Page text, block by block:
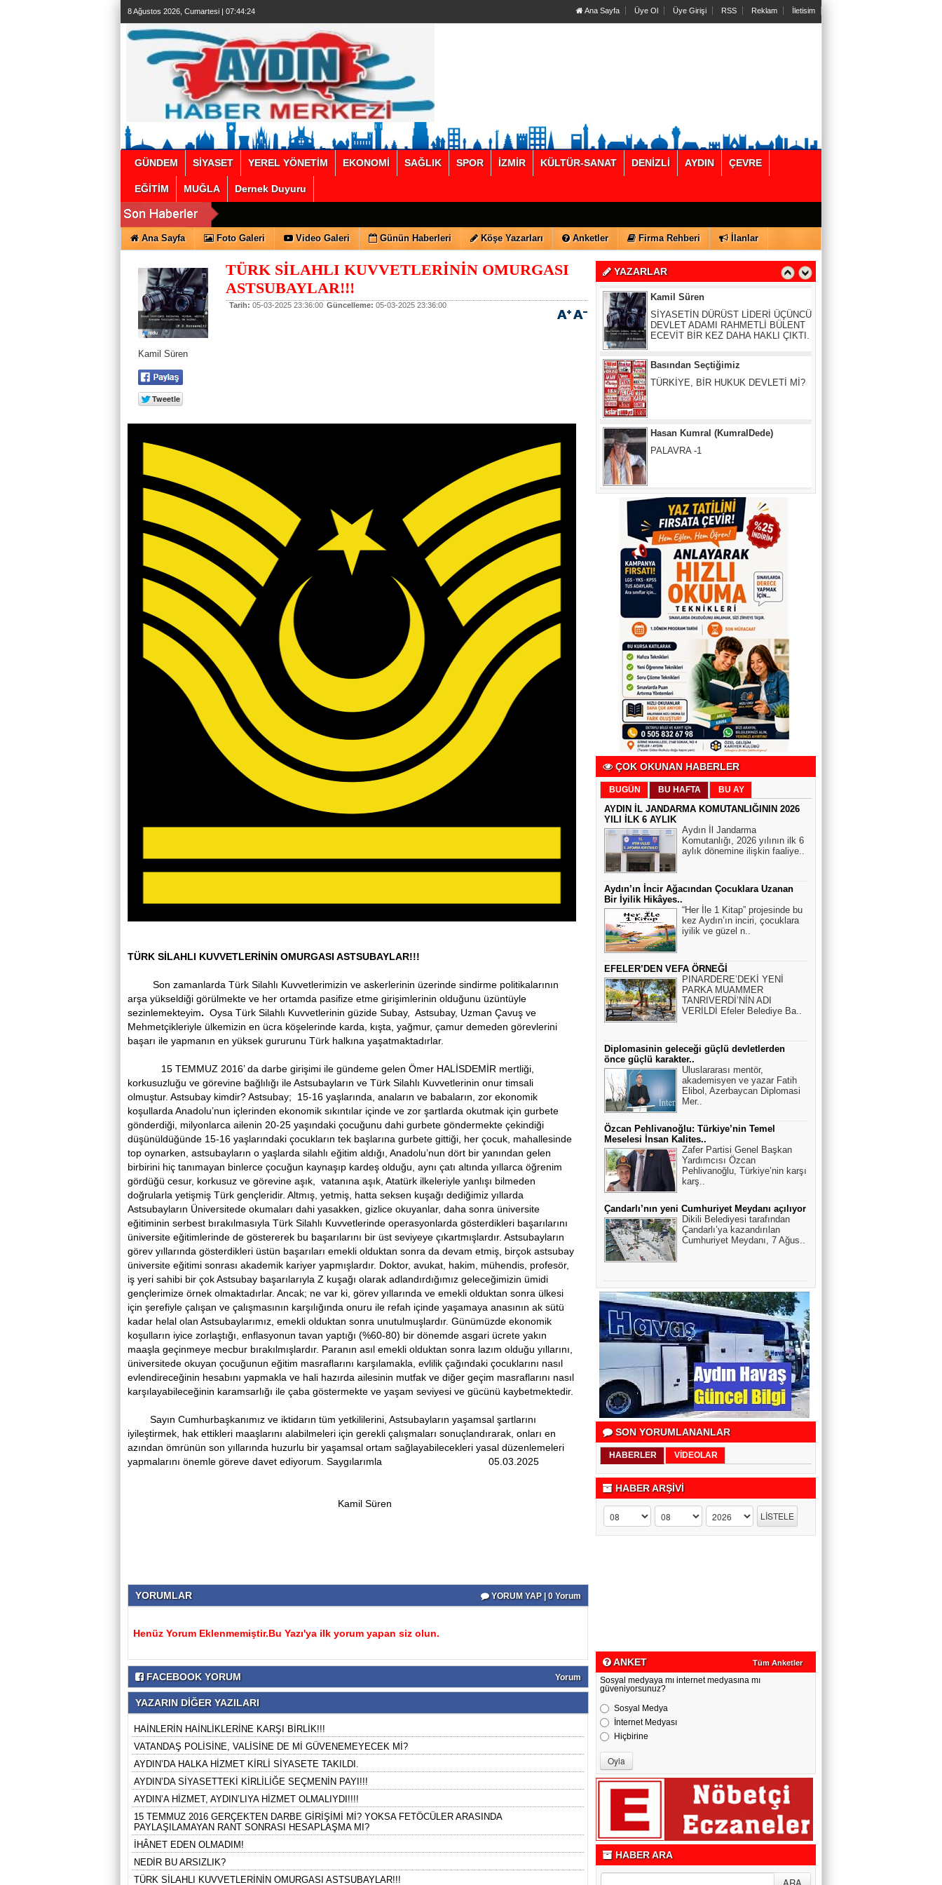
8 Ağustos 2026, Cumartesi | 07:44:25 Ana Sayfa Üye Ol Üye Girişi RSS Reklam İletisim
GÜNDEM SİYASET YEREL YÖNETİM EKONOMİ SAĞLIK SPOR İZMİR KÜLTÜR-SANAT DENİZLİ AYDIN ÇEVRE
EĞİTİM MUĞLA Dernek Duyuru
Ana Sayfa Foto Galeri Video Galeri Günün Haberleri Köşe Yazarları Anketler Firma Rehberi İlanlar
Kamil Süren
TÜRK SİLAHLI KUVVETLERİNİN OMURGASI
ASTSUBAYLAR!!!
Tarih: 05-03-2025 23:36:00 Güncelleme: 05-03-2025 23:36:00
TÜRK SİLAHLI KUVVETLERİNİN OMURGASI ASTSUBAYLAR!!!
Son zamanlarda Türk Silahlı Kuvvetlerimizin ve askerlerinin üzerinde sindirme politikalarının
arşa yükseldiği görülmekte ve her ortamda pasifize etme girişimlerinin olduğunu üzüntüyle
sezinlemekteyim. Oysa Türk Silahlı Kuvvetlerinin güzide Subay, Astsubay, Uzman Çavuş ve
Mehmetçikleriyle ülkemizin en ücra köşelerinde karda, kışta, yağmur, çamur demeden görevlerini
başarı ile yapmanın en yüksek gururunu Türk halkına yaşatmaktadırlar.
15 TEMMUZ 2016’ da darbe girişimi ile gündeme gelen Ömer HALİSDEMİR mertliği,
korkusuzluğu ve görevine bağlılığı ile Astsubayların ve Türk Silahlı Kuvvetlerinin onur timsali
olmuştur. Astsubay kimdir? Astsubay; 15-16 yaşlarında, anaların ve babaların, zor ekonomik
koşullarda Anadolu’nun içlerinden ekonomik sıkıntılar içinde ve zor şartlarda okutmak için gurbete
gönderdiği, milyonlarca ailenin 20-25 yaşındaki çocuğunu dahi gurbete göndermekte çekindiği
düşünüldüğünde 15-16 yaşlarındaki çocukların tek başlarına gurbete gittiği, her çocuk, mahallesinde
top oynarken, astsubayların o yaşlarda silahlı eğitim aldığı, Anadolu’nun dört bir yanından gelen
birbirini hiç tanımayan binlerce çocuğun kaynaşıp kardeş olduğu, aynı çatı altında yıllarca öğrenim
gördüğü cesur, korkusuz ve görevine aşık, vatanına aşık, Atatürk ilkeleriyle yanlışı bilmeden
doğrularla yetişmiş Türk gençleridir. Altmış, yetmiş, hatta seksen kuşağı dediğimiz yıllarda
Astsubayların Üniversitede okumaları dahi yasakken, gizlice okuyanlar, daha sonra üniversite
eğitiminin serbest bırakılmasıyla Türk Silahlı Kuvvetlerinde operasyonlarda gösterdikleri başarılarını
üniversite eğitimlerinde de göstererek bu başarılarını bir üst seviyeye çıkartmışlardır. Astsubayların
görev yıllarında gösterdikleri üstün başarıları emekli olduktan sonra da devam etmiş, birçok astsubay
üniversite eğitimi sonrası akademik kariyer yapmışlardır. Doktor, avukat, hakim, mühendis, profesör,
iş yeri sahibi bir çok Astsubay başarılarıyla Z kuşağı olarak adlandırdığımız geleceğimizin ümidi
gençlerimize örnek olmaktadırlar. Ancak; ne var ki, görev yıllarında ve emekli olduktan sonra ülkesi
için şerefiyle çalışan ve çalışmasının karşılığında onuru ile refah içinde yaşamaya anasının ak sütü
kadar helal olan Astsubaylarımız, emekli olduktan sonra unutulmuşlardır. Günümüzde ekonomik
koşulların iyice zorlaştığı, enflasyonun tavan yaptığı (%60-80) bir dönemde asgari ücrete yakın
maaşla geçinmeye mecbur bırakılmışlardır. Paranın asıl emekli olduktan sonra lazım olduğu yıllarını,
üniversitede okuyan çocuğunun eğitim masraflarını karşılamakla, evlilik çağındaki çocuklarını nasıl
evlendireceğinin hesabını yapmakla ve hali hazırda ailesinin mutfak ve diğer geçim masraflarını nasıl
karşılayabileceğinin karamsarlığı ile çaba göstermekte ve yaşam seviyesi ve gücünü kaybetmektedir.
Sayın Cumhurbaşkanımız ve iktidarın tüm yetkililerini, Astsubayların yaşamsal şartlarını
iyileştirmek, hak ettikleri maaşlarını alabilmeleri için gerekli çalışmaları sonuçlandırarak, onları en
azından ömrünün son yıllarında huzurlu bir yaşamsal ortam sağlayabilecekleri yasal düzenlemeleri
yapmalarını önemle göreve davet ediyorum. Saygılarımla 05.03.2025
Kamil Süren
YORUMLAR YORUM YAP | 0 Yorum
Henüz Yorum Eklenmemiştir.Bu Yazı'ya ilk yorum yapan siz olun.
FACEBOOK YORUM Yorum
YAZARIN DİĞER YAZILARI
HAİNLERİN HAİNLİKLERİNE KARŞI BİRLİK!!!
VATANDAŞ POLİSİNE, VALİSİNE DE Mİ GÜVENEMEYECEK Mİ?
AYDIN’DA HALKA HİZMET KİRLİ SİYASETE TAKILDI.
AYDIN’DA SİYASETTEKİ KİRLİLİĞE SEÇMENİN PAYI!!!
AYDIN’A HİZMET, AYDIN’LIYA HİZMET OLMALIYDI!!!!
15 TEMMUZ 2016 GERÇEKTEN DARBE GİRİŞİMİ Mİ? YOKSA FETÖCÜLER ARASINDA
PAYLAŞILAMAYAN RANT SONRASI HESAPLAŞMA MI?
İHÂNET EDEN OLMADIM!
NEDİR BU ARSIZLIK?
TÜRK SİLAHLI KUVVETLERİNİN OMURGASI ASTSUBAYLAR!!!
YAZARLAR
Çocuklarda Enerji İçeceği Kullanım
Sıklığına Acil Önlem Alınmalı
Sizin Köşeniz
SİYASETİN DÜRÜST LİDERİ ÜÇÜNCÜ
DEVLET ADAMI RAHMETLİ BÜLENT
Basından Seçtiğimiz
TÜRKİYE, BİR HUKUK DEVLETİ Mİ?
Hasan Kumral (KumralDede)
Arzu Özer
Selin Esen Güneş
Bandırma" vapuru normal rotasında
gitseydi, batırılacaktı
Yeşil Köşe
Türkiye dünyanın atık deposu haline
geldi!
SAĞLIK'ÇA
Beyin tümörünün 6 önemli sinyali
Köşeli Yazılar
CHP’li belediyeler neden iktidarın
hedefinde?
Hulusi Kazandere
ANLAYANLAR ANLIYOR. GEREKMEZ
ARİFLERE TARİF
Hamza Arpalı
Feride UZUNHASANOĞLU
Rüyalarımız bize bizi anlatır.
Ahmet Bozkurt
Adalet ve Narinler
Fikret Beşoğul
Depreme hazırlık bir gecede yapılamaz.
Ahmet Kısa
Ufo gerçeği
ÇOK OKUNAN HABERLER
BUGÜN BU HAFTA BU AY
AYDIN İL JANDARMA KOMUTANLIĞININ 2026
YILI İLK 6 AYLIK
Aydın İl Jandarma
Komutanlığı, 2026 yılının ilk 6
aylık dönemine ilişkin faaliye..
Aydın’ın İncir Ağacından Çocuklara Uzanan
Bir İyilik Hikâyes..
“Her İle 1 Kitap” projesinde bu
kez Aydın’ın inciri, çocuklara
iyilik ve güzel n..
EFELER’DEN VEFA ÖRNEĞİ
PINARDERE’DEKİ YENİ
PARKA MUAMMER
TANRIVERDİ’NİN ADI
VERİLDİ Efeler Belediye Ba..
Diplomasinin geleceği güçlü devletlerden
önce güçlü karakter..
Uluslararası mentör,
akademisyen ve yazar Fatih
Elibol, Azerbaycan Diplomasi
Mer..
Özcan Pehlivanoğlu: Türkiye’nin Temel
Meselesi İnsan Kalites..
Zafer Partisi Genel Başkan
Yardımcısı Özcan
Pehlivanoğlu, Türkiye’nin karşı
karş..
Çandarlı’nın yeni Cumhuriyet Meydanı açılıyor
Dikili Belediyesi tarafından
Çandarlı’ya kazandırılan
Cumhuriyet Meydanı, 7 Ağus..
SON YORUMLANANLAR
HABERLER VİDEOLAR
HABER ARŞİVİ
ANKET Tüm Anketler
Sosyal medyaya mı internet medyasına mı
güveniyorsunuz?
Sosyal Medya
İnternet Medyası
Hiçbirine
HABER ARA